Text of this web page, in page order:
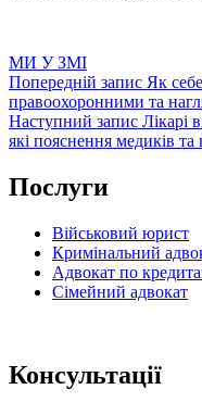
Категорії
МИ У ЗМІ
Навігація
записів
Попередній
запис
Попередній запис Як
правоохоронними та
Наступний
запис
Наступний запис Лікарі
які пояснення медиків
Послуги
Військовий юрист
Кримінальний
Адвокат по
Сімейний адвокат
Консультації